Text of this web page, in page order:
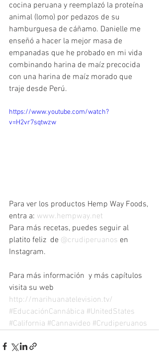
cocina peruana y reemplazó la proteína
animal (lomo) por pedazos de su
hamburguesa de cáñamo. Danielle me
enseñó a hacer la mejor masa de
empanadas que he probado en mi vida
combinando harina de maíz precocida
con una harina de maíz morado que
traje desde Perú.
https://www.youtube.com/watch?
v=H2vr7sqtwzw
Para ver los productos Hemp Way Foods,
entra a: www.hempway.net
Para más recetas, puedes seguir al
platito feliz  de @crudiperuanos en
Instagram.
Para más información  y más capítulos
visita su web
http://marihuanatelevision.tv/
#EducaciónCannábica #UnitedStates
#California #Cannavideo #Crudiperuanos